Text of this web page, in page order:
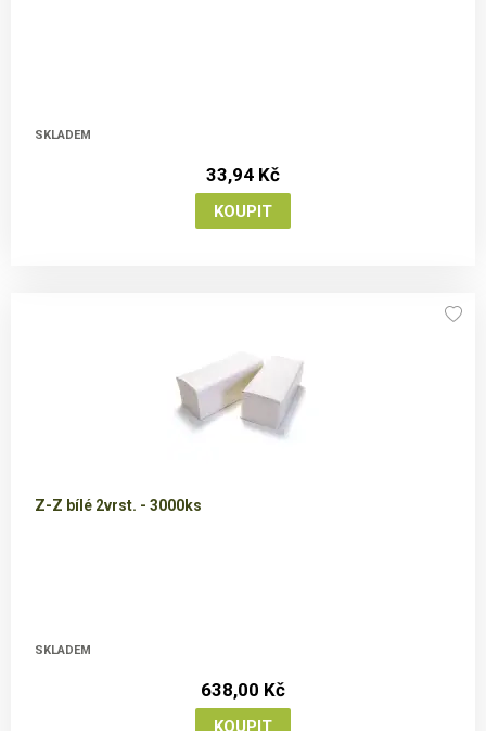
SKLADEM
33,94 Kč
Z-Z bílé 2vrst. - 3000ks
SKLADEM
638,00 Kč